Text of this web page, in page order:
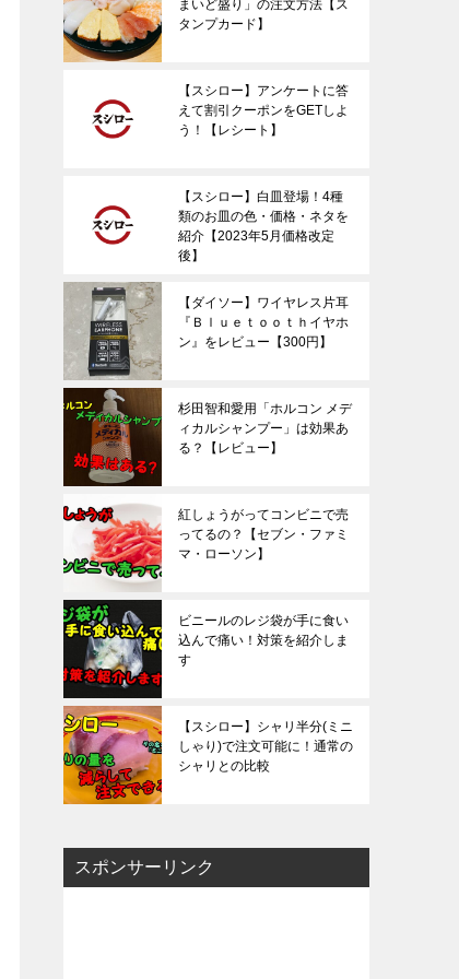
まいど盛り」の注文方法【ス
タンプカード】
【スシロー】アンケートに答
えて割引クーポンをGETしよ
う！【レシート】
【スシロー】白皿登場！4種
類のお皿の色・価格・ネタを
紹介【2023年5月価格改定
後】
【ダイソー】ワイヤレス片耳
『Ｂｌｕｅｔｏｏｔｈイヤホ
ン』をレビュー【300円】
杉田智和愛用「ホルコン メデ
ィカルシャンプー」は効果あ
る？【レビュー】
紅しょうがってコンビニで売
ってるの？【セブン・ファミ
マ・ローソン】
ビニールのレジ袋が手に食い
込んで痛い！対策を紹介しま
す
【スシロー】シャリ半分(ミニ
しゃり)で注文可能に！通常の
シャリとの比較
スポンサーリンク